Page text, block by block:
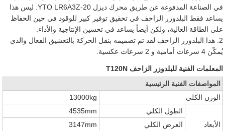
في الصناعة المدفوعة عن طريق محرك ديزل YTO LR6A3Z-20. ليس هذا
يساعد فقط البلدوزر الزاحف في تحقيق توفير كبير للوقود في حين الحفاظ
على الطاقة العالية، ولكن أيضاً يساعد في تحسين الإنتاجية والأداء.
2. هذا البلدوزر الزاحف لقد تم تصميمه بنقل الحركة بالتعشيق الفعال والذي
يُمكّن 4 سرعات أمامية و 2 سرعات عكسية.
المعلمات الفنية للبلدوزر الزاحف T120N
المواصفات الفنية الرئيسية
الوزن الكلي
13000kg
الأبعاد
الطول الكلي
4535mm
العرض الكلي
3147mm